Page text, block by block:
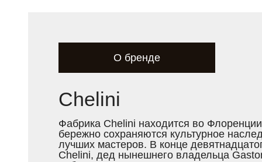
О бренде
Chelini
Фабрика Chelini находится во
бережно сохраняются культурное
лучших мастеров. В конце
Chelini, дед нынешнего владельцa